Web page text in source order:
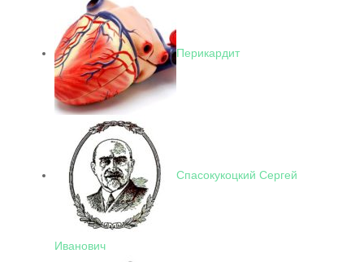
Перикардит
Спасокукоцкий Сергей
Иванович